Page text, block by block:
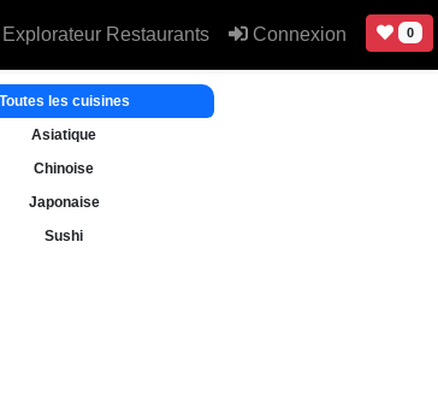
Explorateur Restaurants Connexion 0
Toutes les cuisines
Asiatique
Chinoise
Japonaise
Sushi